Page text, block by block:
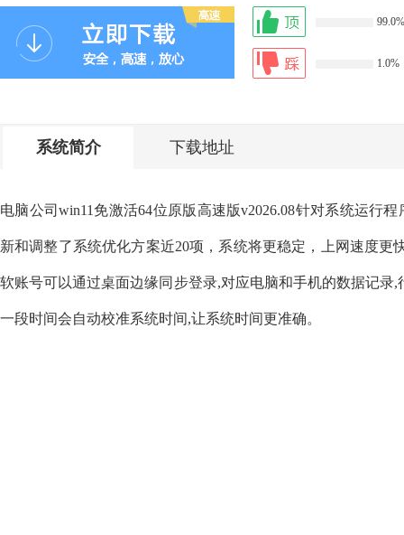
99.0%
1.0%
系统简介 下载地址
电脑公司win11免激活64位原版高速版v2026.08针对系统运行
新和调整了系统优化方案近20项，系统将更稳定，上网速度
软账号可以通过桌面边缘同步登录,对应电脑和手机的数据记录
一段时间会自动校准系统时间,让系统时间更准确。